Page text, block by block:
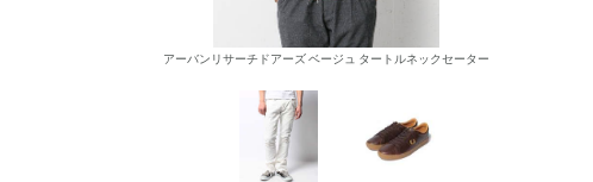
アーバンリサーチドアーズ ベージュ タートルネックセーター